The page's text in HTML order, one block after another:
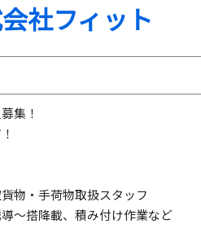
社フィット
集！
物・手荷物取扱スタッフ
～搭降載、積み付け作業など